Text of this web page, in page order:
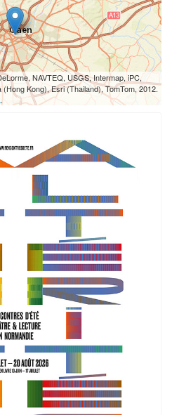
NAVTEQ, USGS, Intermap, iPC,
Kong), Esri (Thailand), TomTom, 2012.
.